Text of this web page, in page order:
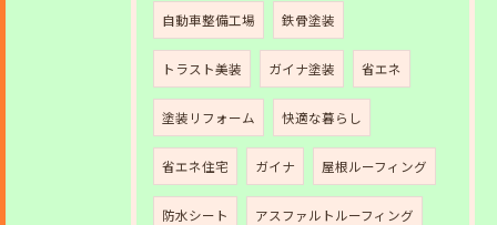
自動車整備工場 鉄骨塗装
トラスト美装 ガイナ塗装 省エネ
塗装リフォーム 快適な暮らし
省エネ住宅 ガイナ 屋根ルーフィング
防水シート アスファルトルーフィング